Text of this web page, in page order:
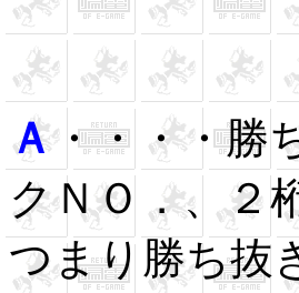
Ａ・・・・勝
クＮＯ．、２
つまり勝ち抜